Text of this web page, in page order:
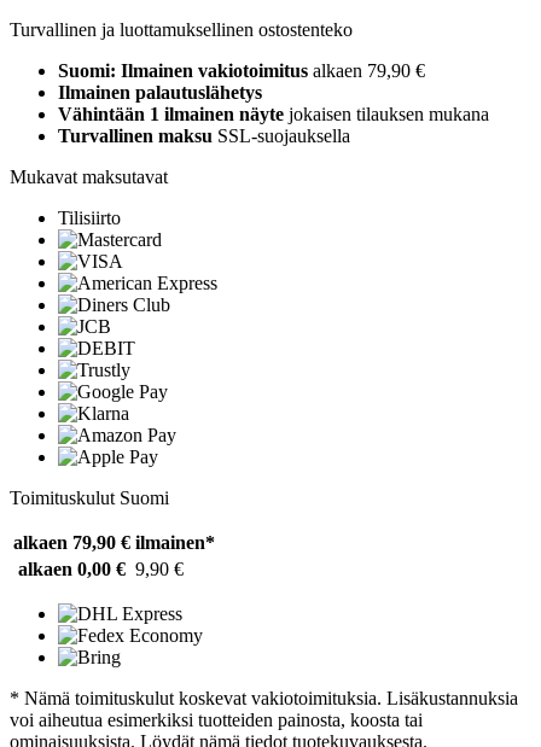
Turvallinen ja luottamuksellinen ostostenteko
Suomi: Ilmainen vakiotoimitus alkaen 79,90 €
Ilmainen palautuslähetys
Vähintään 1 ilmainen näyte jokaisen tilauksen mukana
Turvallinen maksu SSL-suojauksella
Mukavat maksutavat
Tilisiirto
Toimituskulut Suomi
alkaen 79,90 € ilmainen*
alkaen 0,00 € 9,90 €
* Nämä toimituskulut koskevat vakiotoimituksia. Lisäkustannuksia
voi aiheutua esimerkiksi tuotteiden painosta, koosta tai
ominaisuuksista. Löydät nämä tiedot tuotekuvauksesta.